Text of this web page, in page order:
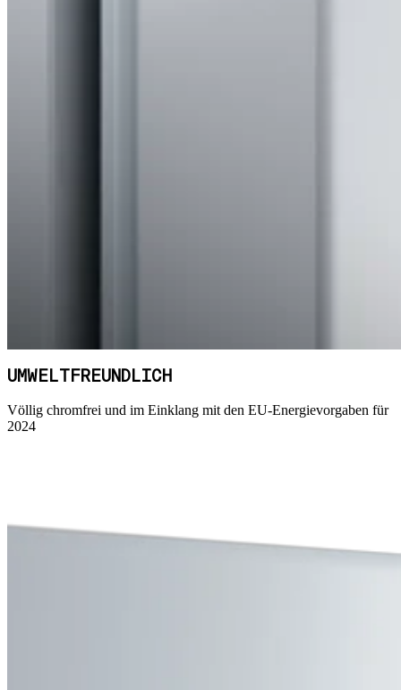
UMWELTFREUNDLICH
Völlig chromfrei und im Einklang mit den EU-Energievorgaben für
2024